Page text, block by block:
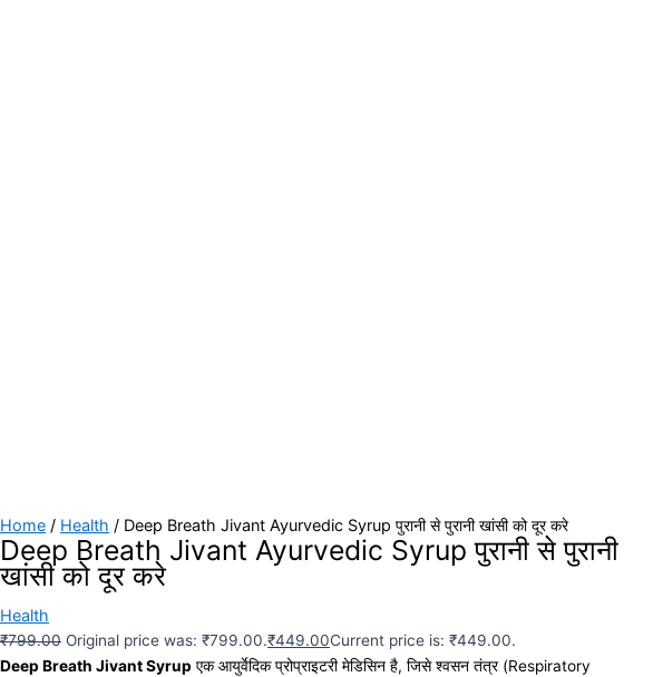
Home / Health / Deep Breath Jivant Ayurvedic Syrup पुरानी से पुरानी खांसी को दूर करे
Deep Breath Jivant Ayurvedic Syrup पुरानी से पुरानी
खांसी को दूर करे
Health
₹799.00 Original price was: ₹799.00.₹449.00Current price is: ₹449.00.
Deep Breath Jivant Syrup एक आयुर्वेदिक प्रोप्राइटरी मेडिसिन है, जिसे श्वसन तंत्र (Respiratory